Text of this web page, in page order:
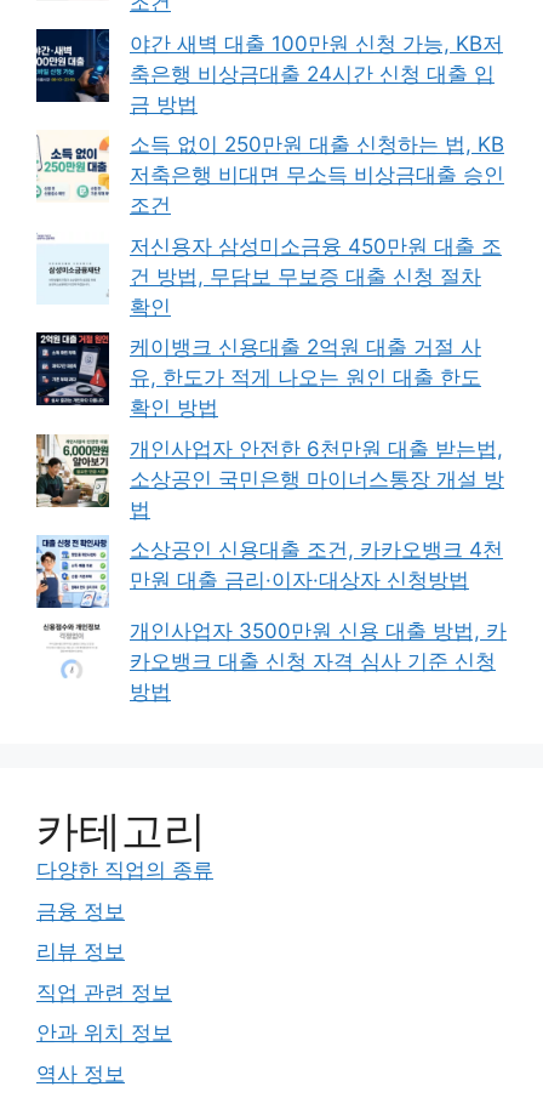
야간 새벽 대출 100만원 신청 가능, KB저
축은행 비상금대출 24시간 신청 대출 입
금 방법
소득 없이 250만원 대출 신청하는 법, KB
저축은행 비대면 무소득 비상금대출 승인
조건
저신용자 삼성미소금융 450만원 대출 조
건 방법, 무담보 무보증 대출 신청 절차
확인
케이뱅크 신용대출 2억원 대출 거절 사
유, 한도가 적게 나오는 원인 대출 한도
확인 방법
개인사업자 안전한 6천만원 대출 받는법,
소상공인 국민은행 마이너스통장 개설 방
법
소상공인 신용대출 조건, 카카오뱅크 4천
만원 대출 금리·이자·대상자 신청방법
개인사업자 3500만원 신용 대출 방법, 카
카오뱅크 대출 신청 자격 심사 기준 신청
방법
카테고리
다양한 직업의 종류
금융 정보
리뷰 정보
직업 관련 정보
안과 위치 정보
역사 정보